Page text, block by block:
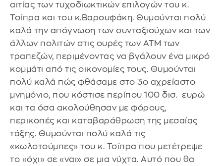
αιτίας των τυχοδιωκτικών επιλογών του κ.
Τσίπρα και του κ.Βαρουφάκη. Θυμούνται πολύ
καλά την απόγνωση των συνταξιούχων και των
άλλων πολιτών στις ουρές των ΑΤΜ των
τραπεζών, περιμένοντας να βγάλουν ένα μικρό
κομμάτι από τις οικονομίες τους. Θυμούνται
πολύ καλά πώς φθάσαμε στο 3ο αχρείαστο
μνημόνιο, που κόστισε περίπου 100 δισ. ευρώ
και τα όσα ακολούθησαν με φόρους,
περικοπές και καταβαράθρωση της μεσαίας
τάξης. Θυμούνται πολύ καλά τις
«κωλοτούμπες» του κ. Τσίπρα που μετέτρεψε
το «όχι» σε «ναι» σε μια νύχτα. Αυτό που θα